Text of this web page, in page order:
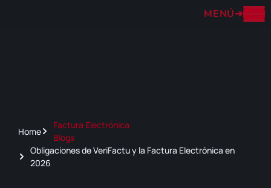
MENÚ ➔
Home
Factura Electrónica
Blogs
Obligaciones de VeriFactu y la Factura Electrónica en
2026